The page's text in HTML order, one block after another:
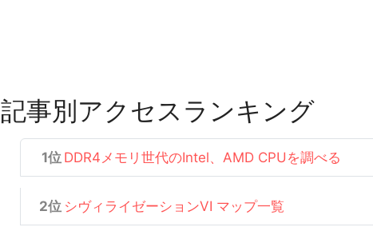
記事別アクセスランキング
DDR4メモリ世代のIntel、AMD CPUを調べる
シヴィライゼーションVI マップ一覧